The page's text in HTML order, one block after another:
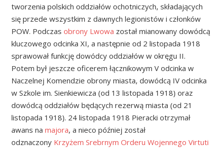
tworzenia polskich oddziałów ochotniczych, składających
się przede wszystkim z dawnych legionistów i członków
POW. Podczas obrony Lwowa został mianowany dowódcą
kluczowego odcinka XI, a następnie od 2 listopada 1918
sprawował funkcję dowódcy oddziałów w okręgu II.
Potem był jeszcze oficerem łącznikowym V odcinka w
Naczelnej Komendzie obrony miasta, dowódcą IV odcinka
w Szkole im. Sienkiewicza (od 13 listopada 1918) oraz
dowódcą oddziałów będących rezerwą miasta (od 21
listopada 1918). 24 listopada 1918 Pieracki otrzymał
awans na majora, a nieco później został
odznaczony Krzyżem Srebrnym Orderu Wojennego Virtuti